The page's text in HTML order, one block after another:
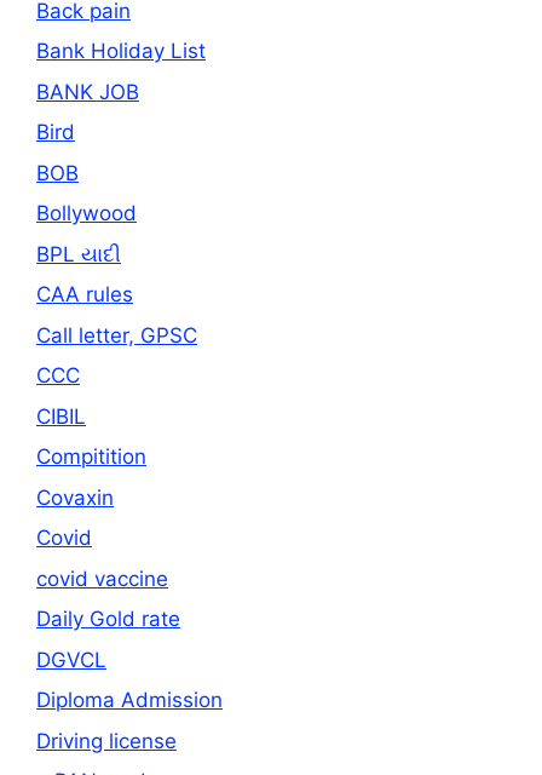
Back pain
Bank Holiday List
BANK JOB
Bird
BOB
Bollywood
BPL યાદી
CAA rules
Call letter, GPSC
CCC
CIBIL
Compitition
Covaxin
Covid
covid vaccine
Daily Gold rate
DGVCL
Diploma Admission
Driving license